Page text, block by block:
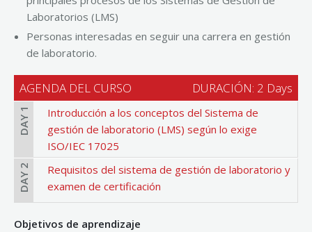
Laboratorios (LMS)
Personas interesadas en seguir una carrera en gestión
de laboratorio.
AGENDA DEL CURSO DURACIÓN: 2 Days
DAY 1
Introducción a los conceptos del Sistema de
gestión de laboratorio (LMS) según lo exige
ISO/IEC 17025
DAY 2
Requisitos del sistema de gestión de laboratorio y
examen de certificación
Objetivos de aprendizaje